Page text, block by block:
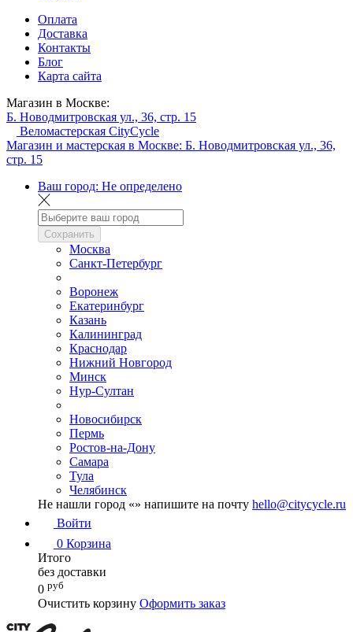
Оплата
Доставка
Контакты
Блог
Карта сайта
Магазин в Москве:
Б. Новодмитровская ул., 36, стр. 15
Веломастерская CityCycle
Магазин и мастерская в Москве: Б. Новодмитровская ул., 36,
стр. 15
Ваш город: Не определено
Сохранить
Москва
Санкт-Петербург
Воронеж
Екатеринбург
Казань
Калининград
Краснодар
Нижний Новгород
Минск
Нур-Султан
Новосибирск
Пермь
Ростов-на-Дону
Самара
Тула
Челябинск
Не нашли город «» напишите на почту hello@citycycle.ru
Войти
0 Корзина
Итого
без доставки
0 руб
Очистить корзину Оформить заказ